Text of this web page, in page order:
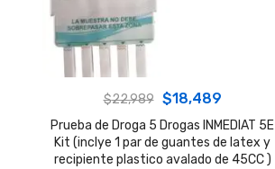
$22,989 Original
price
was:
$18,489Current
price
is:
Prueba de Droga 5 Drogas INMEDIAT 5E
Kit (inclye 1 par de guantes de latex y
recipiente plastico avalado de 45CC )